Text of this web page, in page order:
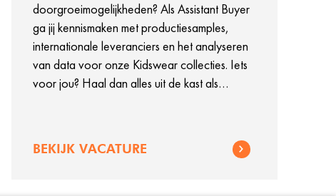
doorgroeimogelijkheden? Als Assistant Buyer
ga jij kennismaken met productiesamples,
internationale leveranciers en het analyseren
van data voor onze Kidswear collecties. Iets
voor jou? Haal dan alles uit de kast als
BEKIJK VACATURE